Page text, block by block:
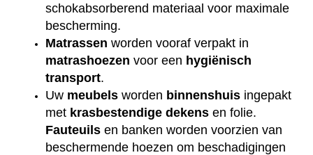
schokabsorberend materiaal voor maximale
bescherming.
Matrassen worden vooraf verpakt in
matrashoezen voor een hygiënisch
transport.
Uw meubels worden binnenshuis ingepakt
met krasbestendige dekens en folie.
Fauteuils en banken worden voorzien van
beschermende hoezen om beschadigingen